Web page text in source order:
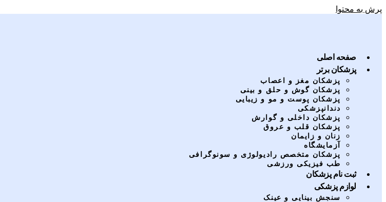
پرش به محتوا
صفحه اصلی
پزشکان برتر
پزشکان مغز و اعصاب
پزشکان گوش و حلق و بینی
پزشکان پوست و مو و زیبایی
دندانپزشکی
پزشکان داخلی و گوارش
پزشکان قلب و عروق
زنان و زایمان
آزمایشگاه
پزشکان متخصص رادیولوژی و سونوگرافی
طب فیزیکی ورزشی
ثبت نام پزشکان
لوازم پزشکی
سنجش بینایی و عینک